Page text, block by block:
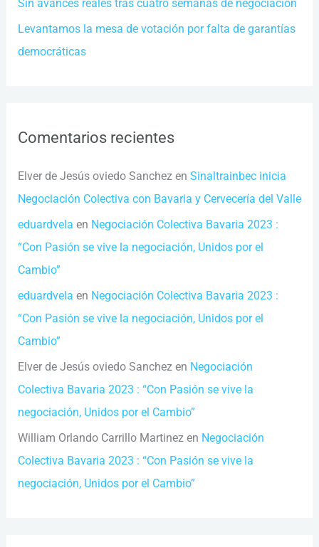
Sin avances reales tras cuatro semanas de negociación
Levantamos la mesa de votación por falta de garantías
democráticas
Comentarios recientes
Elver de Jesús oviedo Sanchezen Sinaltrainbec inicia
Negociación Colectiva con Bavaria y Cervecería del Valle
eduardvela en Negociación Colectiva Bavaria 2023 :
“Con Pasión se vive la negociación, Unidos por el
Cambio”
eduardvela en Negociación Colectiva Bavaria 2023 :
“Con Pasión se vive la negociación, Unidos por el
Cambio”
Elver de Jesús oviedo Sanchezen Negociación
Colectiva Bavaria 2023 : “Con Pasión se vive la
negociación, Unidos por el Cambio”
William Orlando Carrillo Martinezen Negociación
Colectiva Bavaria 2023 : “Con Pasión se vive la
negociación, Unidos por el Cambio”